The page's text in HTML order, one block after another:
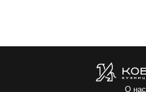
О нас